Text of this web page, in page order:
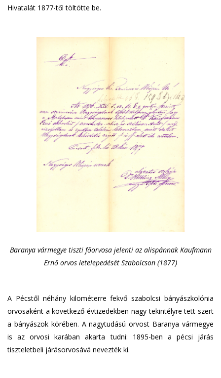
Hivatalát 1877-től töltötte be.
Baranya vármegye tiszti főorvosa jelenti az alispánnak Kaufmann
Ernő orvos letelepedését Szabolcson (1877)
A Pécstől néhány kilométerre fekvő szabolcsi bányászkolónia
orvosaként a következő évtizedekben nagy tekintélyre tett szert
a bányászok körében. A nagytudású orvost Baranya vármegye
is az orvosi karában akarta tudni: 1895-ben a pécsi járás
tiszteletbeli járásorvosává nevezték ki.